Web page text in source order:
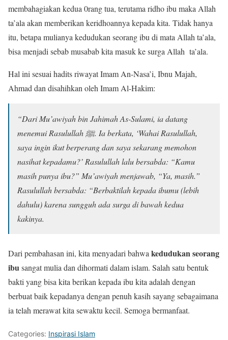
membahagiakan kedua 0rang tua, terutama ridho ibu maka Allah
ta’ala akan memberikan keridhoannya kepada kita. Tidak hanya
itu, betapa mulianya kedudukan seorang ibu di mata Allah ta’ala,
bisa menjadi sebab musabab kita masuk ke surga Allah ta’ala.
Hal ini sesuai hadits riwayat Imam An-Nasa’i, Ibnu Majah,
Ahmad dan disahihkan oleh Imam Al-Hakim:
“Dari Mu’awiyah bin Jahimah As-Sulami, ia datang
menemui Rasulullah ﷺ. Ia berkata, ‘Wahai Rasulullah,
saya ingin ikut berperang dan saya sekarang memohon
nasihat kepadamu?’ Rasulullah lalu bersabda: “Kamu
masih punya ibu?” Mu’awiyah menjawab, “Ya, masih.”
Rasulullah bersabda: “Berbaktilah kepada ibumu (lebih
dahulu) karena sungguh ada surga di bawah kedua
kakinya.
Dari pembahasan ini, kita menyadari bahwa kedudukan seorang
ibusangat mulia dan dihormati dalam islam. Salah satu bentuk
bakti yang bisa kita berikan kepada ibu kita adalah dengan
berbuat baik kepadanya dengan penuh kasih sayang sebagaimana
ia telah merawat kita sewaktu kecil. Semoga bermanfaat.
Categories: Inspirasi Islam